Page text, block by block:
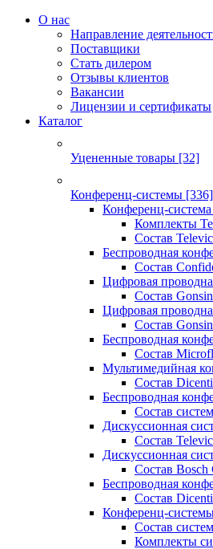
О нас
Направление
Поставщики
Стать дилером
Отзывы клиентов
Вакансии
Лицензии и сертификаты
Каталог
Уцененные товары [32]
Конференц-системы [336]
Конференц-
Комплекты
Состав
Беспроводная
Состав
Цифровая
Состав
Цифровая
Состав
Беспроводная
Состав
Мультимедийная
Состав
Беспроводная
Состав
Дискуссионная
Состав
Дискуссионная
Состав Bosch
Беспроводная
Состав
Конференц-
Состав
Комплекты